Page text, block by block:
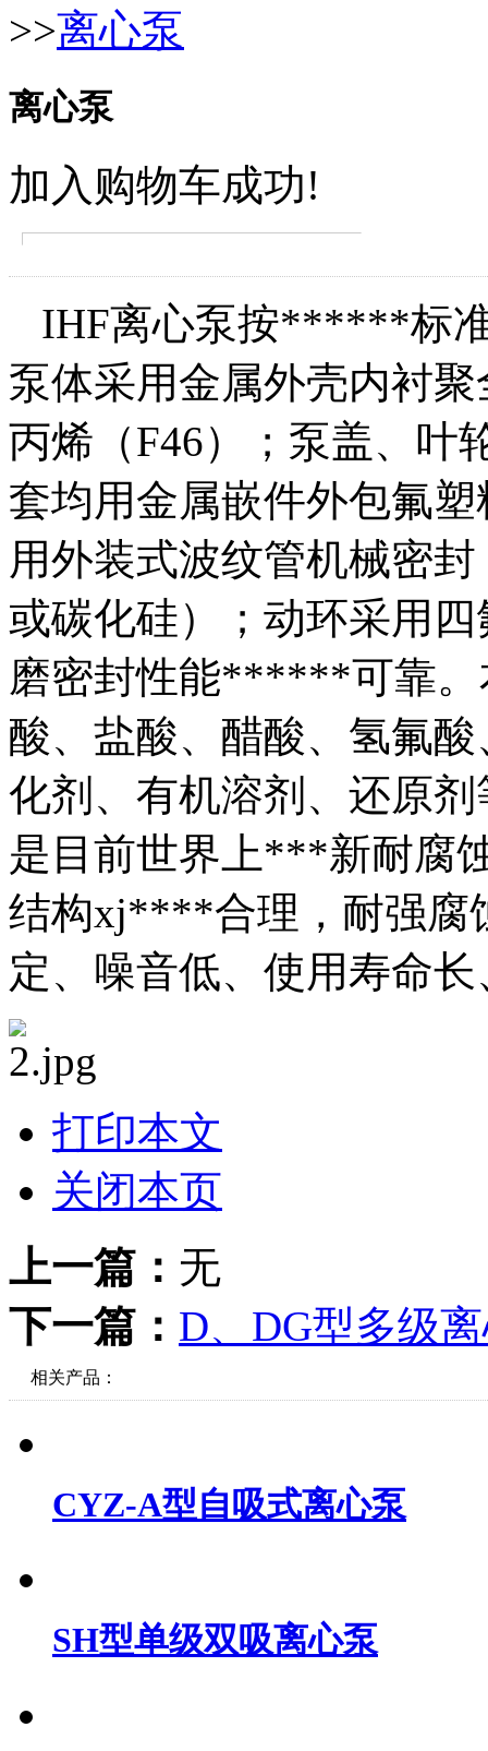
>>离心泵
离心泵
加入购物车成功!
IHF离心泵按******标
泵体采用金属外壳内衬聚
丙烯（F46）；泵盖、叶
套均用金属嵌件外包氟
用外装式波纹管机械密
或碳化硅）；动环采用
磨密封性能******可靠。
酸、盐酸、醋酸、氢氟
化剂、有机溶剂、还原
是目前世界上***新耐腐
结构xj****合理，耐强腐
定、噪音低、使用寿命
打印本文
关闭本页
上一篇： 无
下一篇： D、DG型多级
相关产品：
CYZ-A型自吸式离心泵
SH型单级双吸离心泵